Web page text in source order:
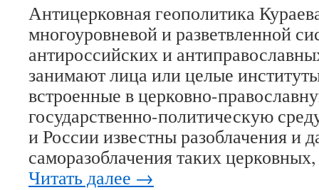
К
133-
летию
Антицерковная геополитика
многоуровневой и разветвленной
антироссийских и
занимают лица или целые
встроенные в церковно-
государственно-политическую
и России известны разоблачения и
саморазоблачения таких
Читать далее →